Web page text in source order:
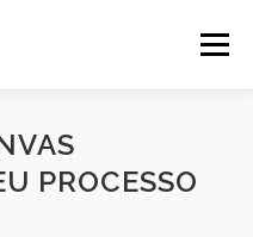
Menu
CRM
PROCESSO